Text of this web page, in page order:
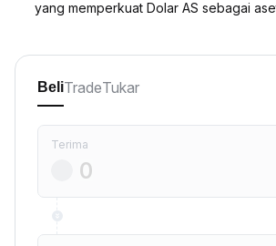
yang memperkuat Dolar AS sebagai
BeliTradeTukar
Terima